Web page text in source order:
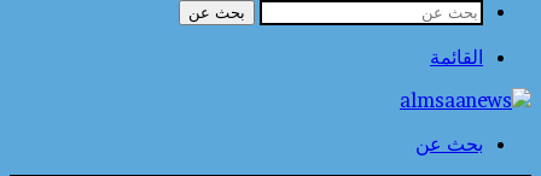
بحث عن
القائمة
بحث عن